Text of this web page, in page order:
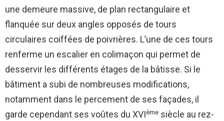
une demeure massive, de plan rectangulaire et
flanquée sur deux angles opposés de tours
circulaires coiffées de poivrières. L’une de ces tours
renferme un escalier en colimaçon qui permet de
desservir les différents étages de la bâtisse. Si le
bâtiment a subi de nombreuses modifications,
notamment dans le percement de ses façades, il
garde cependant ses voûtes du XVIème siècle au rez-